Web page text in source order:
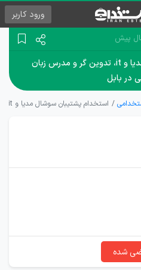
ورود کاربر
استخدام پشتیبان سوشال مدیا و it، تدوین گر و مدرس زبان
در بابل
استخدام پشتیبان سوشال مدیا و it، تدوین گر و مدرس زبان انگلیسی در بابل
شده